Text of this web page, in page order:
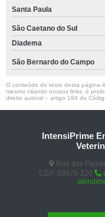
Santa Paula
São Caetano do Sul
Diadema
São Bernardo do Campo
O conteúdo do texto desta página
mesmo citando nossos links, é
direito autoral – artigo 184 do
IntensiPrime
Rua das
CEP: 09070-220